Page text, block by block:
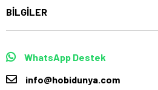
BİLGİLER
WhatsApp Destek
info@hobidunya.com